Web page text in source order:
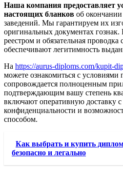
Наша компания предоставляет
настоящих бланков об
заведений. Мы гарантируем их
оригинальных документах гознак.
реестром и обязательная
обеспечивают легитимность
На https://aurus-diploms.com/kupit-
можете ознакомиться с
сопровождается полноценным
подтверждающим вашу степень
включают оперативную доставку
конфиденциальности и
способом.
Как выбрать и купить
безопасно и легально